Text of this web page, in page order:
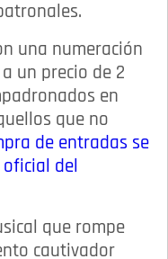
una numeración
un precio de 2
en
que no
de entradas se
del
que rompe
cautivador